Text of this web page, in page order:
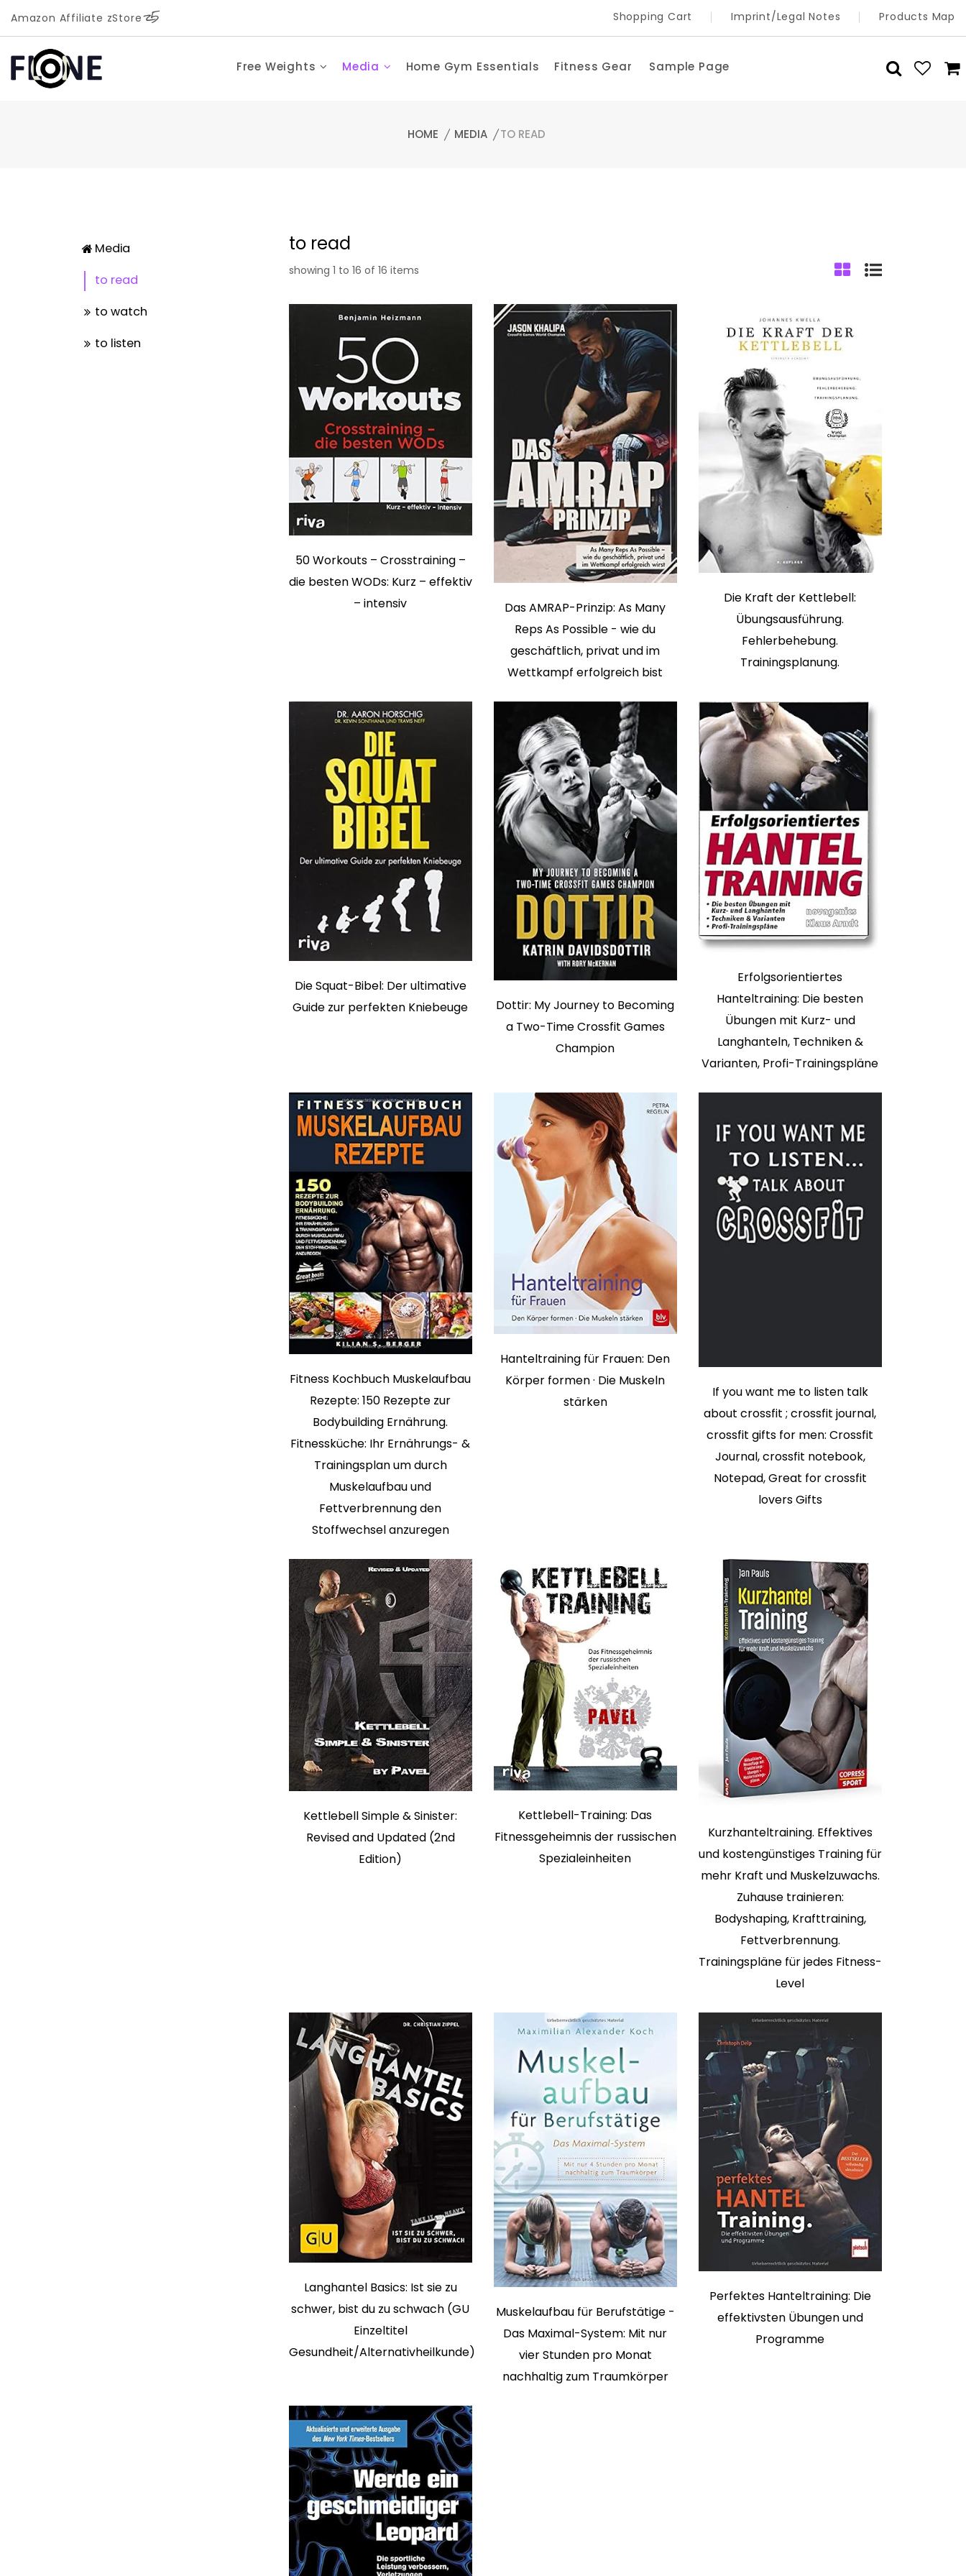
Amazon Affiliate zStore Shopping Cart Imprint/Legal Notes Products Map
Free Weights Media Home Gym Essentials Fitness Gear Sample Page
HOME MEDIA TO READ
Media
to read
to watch
to listen
to read
showing 1 to 16 of 16 items
50 Workouts – Crosstraining –
die besten WODs: Kurz – effektiv
– intensiv
Das AMRAP-Prinzip: As Many
Reps As Possible - wie du
geschäftlich, privat und im
Wettkampf erfolgreich bist
Die Kraft der Kettlebell:
Übungsausführung.
Fehlerbehebung.
Trainingsplanung.
Die Squat-Bibel: Der ultimative
Guide zur perfekten Kniebeuge
Dottir: My Journey to Becoming
a Two-Time Crossfit Games
Champion
Erfolgsorientiertes
Hanteltraining: Die besten
Übungen mit Kurz- und
Langhanteln, Techniken &
Varianten, Profi-Trainingspläne
Fitness Kochbuch Muskelaufbau
Rezepte: 150 Rezepte zur
Bodybuilding Ernährung.
Fitnessküche: Ihr Ernährungs- &
Trainingsplan um durch
Muskelaufbau und
Fettverbrennung den
Stoffwechsel anzuregen
Hanteltraining für Frauen: Den
Körper formen · Die Muskeln
stärken
If you want me to listen talk
about crossfit ; crossfit journal,
crossfit gifts for men: Crossfit
Journal, crossfit notebook,
Notepad, Great for crossfit
lovers Gifts
Kettlebell Simple & Sinister:
Revised and Updated (2nd
Edition)
Kettlebell-Training: Das
Fitnessgeheimnis der russischen
Spezialeinheiten
Kurzhanteltraining. Effektives
und kostengünstiges Training für
mehr Kraft und Muskelzuwachs.
Zuhause trainieren:
Bodyshaping, Krafttraining,
Fettverbrennung.
Trainingspläne für jedes Fitness-
Level
Langhantel Basics: Ist sie zu
schwer, bist du zu schwach (GU
Einzeltitel
Gesundheit/Alternativheilkunde)
Muskelaufbau für Berufstätige -
Das Maximal-System: Mit nur
vier Stunden pro Monat
nachhaltig zum Traumkörper
Perfektes Hanteltraining: Die
effektivsten Übungen und
Programme